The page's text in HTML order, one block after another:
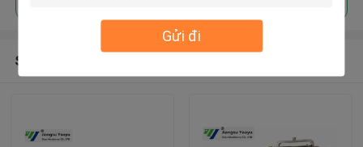
Gửi đi
Sản phẩm khuyến cáo